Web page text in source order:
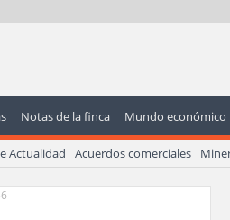
Notas de la finca Mundo económico
Actualidad Acuerdos comerciales